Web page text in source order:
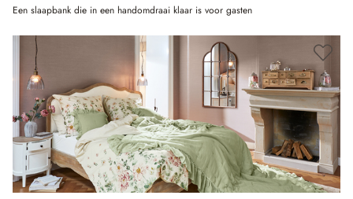
Een slaapbank die in een handomdraai klaar is voor gasten